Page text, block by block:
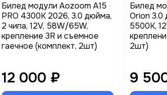
Билед модули Aozoom A15
PRO 4300K 2026, 3.0 дюйма,
2 чипа, 12V, 58W/65W,
крепление 3R и съемное
гаечное (комплект, 2шт)
12 000 ₽
Билед
Orion 3.0
5500K,
2шт)
9